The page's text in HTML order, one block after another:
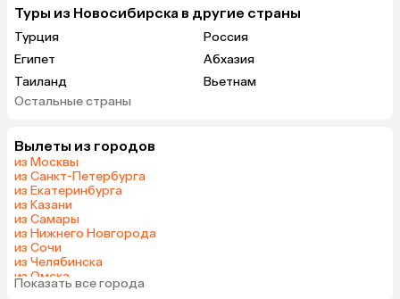
Туры из Новосибирска в другие страны
Турция
Россия
Египет
Абхазия
Таиланд
Вьетнам
ОАЭ
Саудовская Аравия
Остальные страны
Вылеты из городов
из Москвы
из Санкт-Петербурга
из Екатеринбурга
из Казани
из Самары
из Нижнего Новгорода
из Сочи
из Челябинска
из Омска
из Красноярска
Показать все города